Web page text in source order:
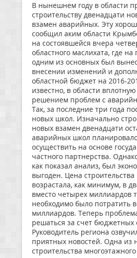
В нынешнем году в области
строительству двенадцати
взамен аварийных. Эту
сообщил аким области
на состоявшейся вчера
областного маслихата, где на
одним из основных был
внесении изменений и
областной бюджет на 2016-
известно, в области
решением проблем с
Так, за последние три года
новых школ. Изначально
новых взамен двенадцати
аварийных школ
осуществить на основе
частного партнерства.
как показал анализ, был
выгоден. Цена
возрастала, как минимум, в
вместо четырех миллиардов
необходимо было потратить
миллиардов. Теперь
решаться за счет бюджетных
Руководитель региона
приятных новостей. Одна из
строительства